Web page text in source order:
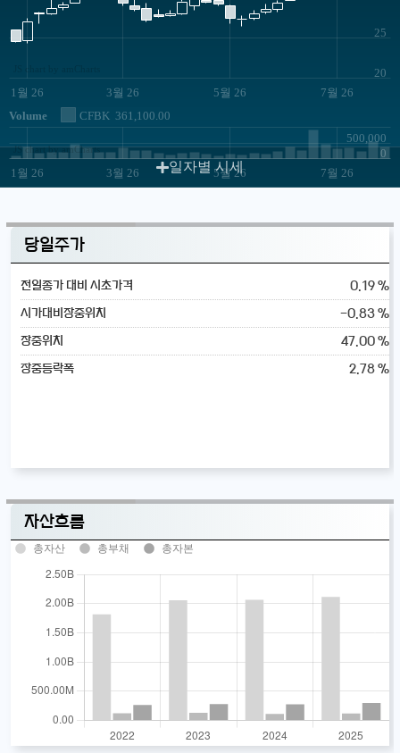
1월 26 3월 26 5월 26 7월 26
20
25
Volume CFBK 361,100.00
1월 26 3월 26 5월 26 7월 26
0
500,000
JS chart by amCharts
일자별 시세
당일주가
전일종가 대비 시초가격 0.19 %
시가대비장중위치 -0.83 %
장중위치 47.00 %
장중등락폭 2.78 %
자산흐름
총자산 총부채 총자본